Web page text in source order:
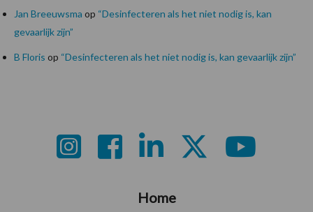
Jan Breeuwsma op “Desinfecteren als het niet nodig is, kan
gevaarlijk zijn”
B Floris op “Desinfecteren als het niet nodig is, kan gevaarlijk zijn”
Home